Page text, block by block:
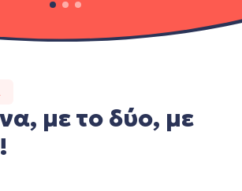
με το δύο, με